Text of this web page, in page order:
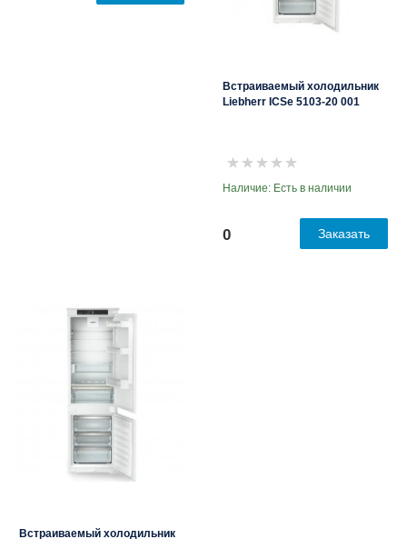
Встраиваемый холодильник
Liebherr ICSe 5103-20 001
Наличие: Есть в наличии
0 Заказать
Встраиваемый холодильник